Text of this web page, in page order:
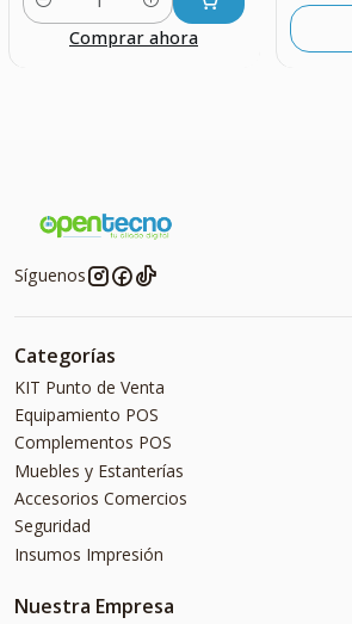
Cantidad
Comprar ahora
Síguenos
Categorías
KIT Punto de Venta
Equipamiento POS
Complementos POS
Muebles y Estanterías
Accesorios Comercios
Seguridad
Insumos Impresión
Nuestra Empresa